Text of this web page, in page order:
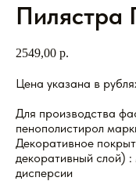
2549,00 р.
Цена указана в
Для производства
пенополистирол
Декоративное
декоративный слой)
дисперсии